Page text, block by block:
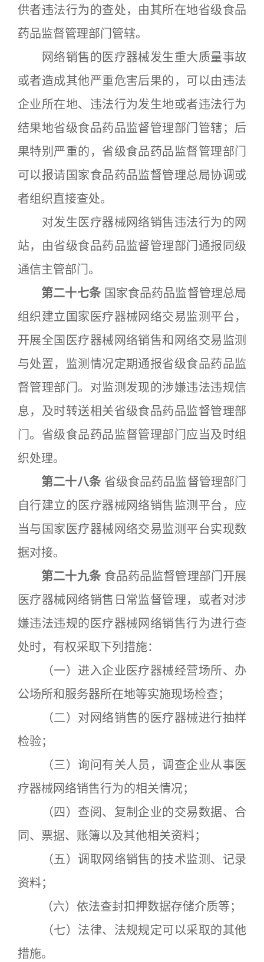
供者违法行为的查处，由其所在地省级食品
药品监督管理部门管辖。
网络销售的医疗器械发生重大质量事故
或者造成其他严重危害后果的，可以由违法
企业所在地、违法行为发生地或者违法行为
结果地省级食品药品监督管理部门管辖；后
果特别严重的，省级食品药品监督管理部门
可以报请国家食品药品监督管理总局协调或
者组织直接查处。
对发生医疗器械网络销售违法行为的网
站，由省级食品药品监督管理部门通报同级
通信主管部门。
第二十七条国家食品药品监督管理总局
组织建立国家医疗器械网络交易监测平台，
开展全国医疗器械网络销售和网络交易监测
与处置，监测情况定期通报省级食品药品监
督管理部门。对监测发现的涉嫌违法违规信
息，及时转送相关省级食品药品监督管理部
门。省级食品药品监督管理部门应当及时组
织处理。
第二十八条省级食品药品监督管理部门
自行建立的医疗器械网络销售监测平台，应
当与国家医疗器械网络交易监测平台实现数
据对接。
第二十九条食品药品监督管理部门开展
医疗器械网络销售日常监督管理，或者对涉
嫌违法违规的医疗器械网络销售行为进行查
处时，有权采取下列措施：
（一）进入企业医疗器械经营场所、办
公场所和服务器所在地等实施现场检查；
（二）对网络销售的医疗器械进行抽样
检验；
（三）询问有关人员，调查企业从事医
疗器械网络销售行为的相关情况；
（四）查阅、复制企业的交易数据、合
同、票据、账簿以及其他相关资料；
（五）调取网络销售的技术监测、记录
资料；
（六）依法查封扣押数据存储介质等；
（七）法律、法规规定可以采取的其他
措施。